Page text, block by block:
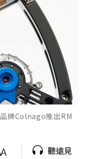
牌Colnago推出RM
聽遠見